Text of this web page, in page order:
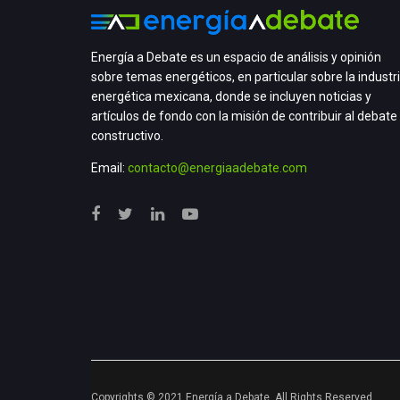
Energía a Debate es un espacio de análisis y opinión
sobre temas energéticos, en particular sobre la
energética mexicana, donde se incluyen noticias y
artículos de fondo con la misión de contribuir al debate
constructivo.
Email: contacto@energiaadebate.com
Copyrights © 2021 Energía a Debate. All Rights Reserved.